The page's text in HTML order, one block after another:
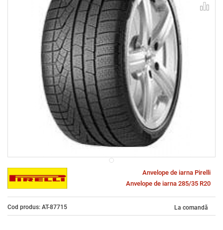
Anvelope de iarna Pirelli
Anvelope de iarna 285/35 R20
Cod produs: AT-87715 La comandă